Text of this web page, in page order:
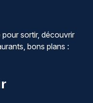
sortir, découvrir
bons plans :